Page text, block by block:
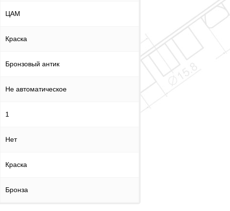
ЦАМ
Краска
Бронзовый антик
Не автоматическое
1
Нет
Краска
Бронза